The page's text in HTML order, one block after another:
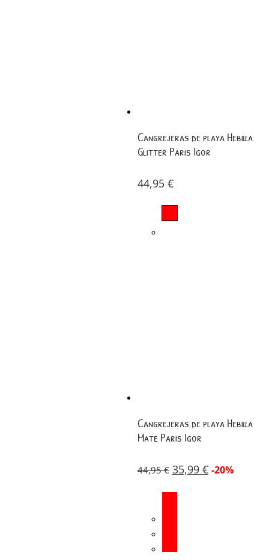
Cangrejeras de playa Hebilla
Glitter Paris Igor
44,95 €
Cangrejeras de playa Hebilla
Mate Paris Igor
44,95€ 35,99 € -20%